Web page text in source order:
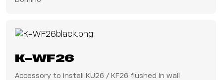
K-WF26
Accessory to install KU26 / KF26 flushed in wall